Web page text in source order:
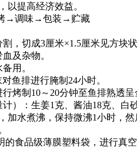
以提高经济效益。
→调味 →包装 → 贮藏
割，切成3厘米×1.5厘米见方块状
及杂物。
用。
对鱼排进行腌制 24小时。
烤制 10～ 20分钟至鱼排熟透呈
计）：生姜1 克、酱油18克、白
加水煮沸，保持微沸1小时，然
食品级薄膜塑料袋，进行真